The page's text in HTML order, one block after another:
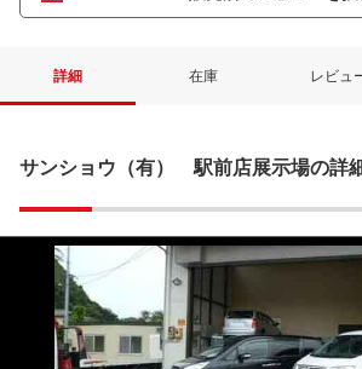
詳細 在庫 レビュ
サンショウ（有） 駅前店展示場の詳